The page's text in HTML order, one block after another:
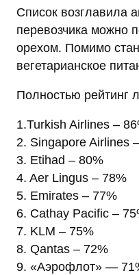
Список возглавила
перевозчика можно
орехом. Помимо
вегетарианское
Полностью рейтинг
1.Turkish Airlines –
2. Singapore Airlines
3. Etihad – 80%
4. Aer Lingus – 78%
5. Emirates – 77%
6. Cathay Pacific –
7. KLM – 75%
8. Qantas – 72%
9. «Аэрофлот» —